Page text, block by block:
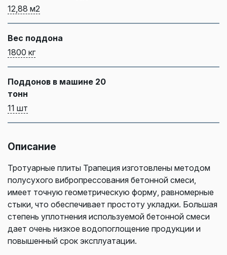
12,88 м2
Вес поддона
1800 кг
Поддонов в машине 20
тонн
11 шт
Описание
Тротуарные плиты Трапеция изготовлены методом
полусухого вибропрессования бетонной смеси,
имеет точную геометрическую форму, равномерные
стыки, что обеспечивает простоту укладки. Большая
степень уплотнения используемой бетонной смеси
дает очень низкое водопоглощение продукции и
повышенный срок эксплуатации.